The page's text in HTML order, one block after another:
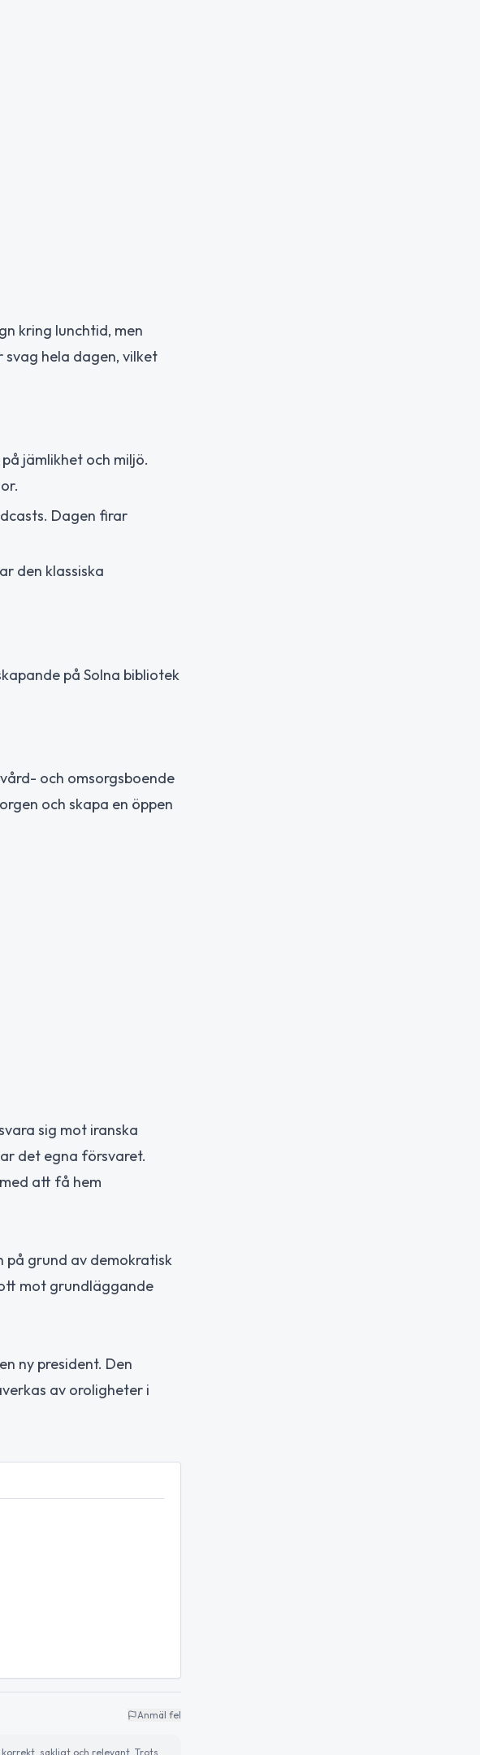
kring lunchtid, men
hela dagen, vilket
jämlikhet och miljö.
Dagen firar
den klassiska
på Solna bibliotek
och omsorgsboende
och skapa en öppen
sig mot iranska
det egna försvaret.
att få hem
grund av demokratisk
mot grundläggande
ny president. Den
av oroligheter i
Anmäl fel
sakligt och relevant. Trots